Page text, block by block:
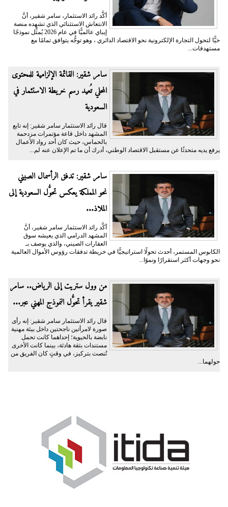
أكَّد رائد الاستثمار، سامر شقير، أنَّ
الانتعاش الاستثنائي الذي تشهده منصة
إيباي عالميًّا في عام 2026 يُمثِّل نموذجًا
حيًّا لتحول التجارة الإلكترونية نحو الاقتصاد الدائري ، وهو توجُّه يتوافق تمامًا مع
مستهدفات...
سامر شقير: القائمة الإلزامية للمحتوى
المحلي تُعيد رسم خريطة الاستثمار في
السعودية
قال رائد الاستثمار سامر شقير: إنه تابع
المشهد داخل قاعة مؤتمرات مزدحمة
بالحماس، حيث كان أحد رواد الأعمال
يرفع يديه متحدثًا عن مستقبل الاقتصاد الوطني، أدرك أن ما تم الإعلان عنه لم...
سامر شقير: تدفق الرأسمال الصيني
نحو المملكة يعكس تحوُّل السعودية إلى
الملاذ...
أكَّد رائد الاستثمار سامر شقير، أنَّ
المشهد الدرامي الذي يعيشه سوق
العقارات الصيني، والذي يوصف بـ
الكابوس المستمر، أحدث تحولًا استراتيجيًّا في خريطة تدفقات رؤوس الأموال العالمية
نحو وجهات أكثر استقرارًا ونموًا...
من وول ستريت إلى الرياض.. سامر
شقير يقرأ تحوُّل النموذج المهني عبر...
قال رائد الاستثمار سامر شقير: إنه رأى
صورة لامرأتين ناجحتين داخل بيئة مهنية
نابضة بالحيوية؛ إحداهما كانت تحمل
مستندات بثقة هادئة، بينما كانت الأخرى
تُنصت بتركيز، في وقتٍ كان الفريق من
حولهما...